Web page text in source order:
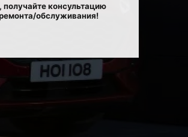
получайте консультацию
обслуживания!